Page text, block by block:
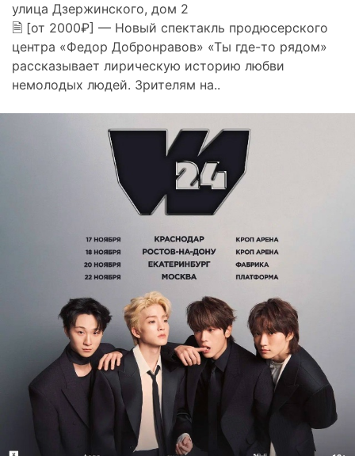
улица Дзержинского, дом 2
🗎 [от 2000₽] — Новый спектакль продюсерского
центра «Федор Добронравов» «Ты где-то рядом»
рассказывает лирическую историю любви
немолодых людей. Зрителям на..